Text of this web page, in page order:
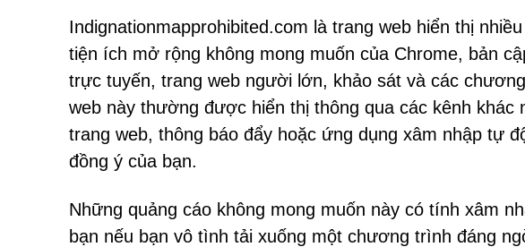
Indignationmapprohibited.com là trang web hiển thị
tiện ích mở rộng không mong muốn của Chrome, bản
trực tuyến, trang web người lớn, khảo sát và các
web này thường được hiển thị thông qua các kênh
trang web, thông báo đẩy hoặc ứng dụng xâm nhập tự
đồng ý của bạn.
Những quảng cáo không mong muốn này có tính xâm
bạn nếu bạn vô tình tải xuống một chương trình đáng